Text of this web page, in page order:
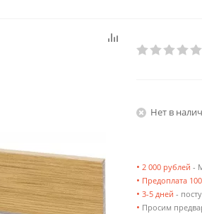
Нет в
• 2 000 рублей -
• Предоплата
• 3-5 дней -
• Просим